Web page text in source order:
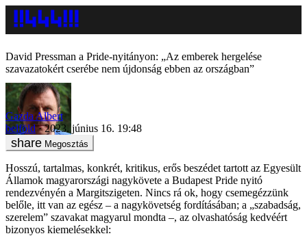
David Pressman a Pride-nyitányon: „Az emberek hergelése
szavazatokért cserébe nem újdonság ebben az országban”
Gazda Albert
belföld
2023. június 16. 19:48
Megosztás
Hosszú, tartalmas, konkrét, kritikus, erős beszédet tartott az Egyesült
Államok magyarországi nagykövete a Budapest Pride nyitó
rendezvényén a Margitszigeten. Nincs rá ok, hogy csemegézzünk
belőle, itt van az egész – a nagykövetség fordításában; a „szabadság,
szerelem” szavakat magyarul mondta –, az olvashatóság kedvéért
bizonyos kiemelésekkel: